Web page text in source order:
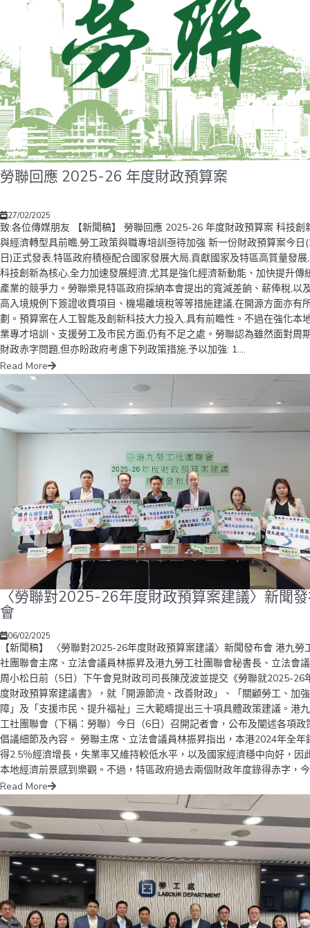
勞聯回應 2025-26 年度財政預算案
27/02/2025
致:各位傳媒朋友 【新聞稿】 勞聯回應 2025-26 年度財政預算案 科技創
與經濟轉型具前瞻,勞工政策與職專培訓亟待加強 新一份財政預算案今日
日)正式發表,特區政府積極配合國家發展大局,貢獻國家及特區高質量發展
科技創新為核心,全力加速發展經濟,尤其是強化經濟新動能、加快提升傳
產業的競爭力。勞聯樂見特區政府採納本會提出的寬減差餉、薪俸稅,以
高入境規例下簽證收費項目、機場離境稅等等措施建議,在開源方面亦有
劃。預算案在人工智能及創新科技大力投入,具有前瞻性。不過在強化本
業專才培訓、支援勞工及市民方面,仍有不足之處。勞聯認為雖然面對周
財政赤字問題,但亦盼政府考慮下列政策措施,予以加強: 1....
Read More
〈勞聯對2025-26年度財政預算案建議〉新聞
會
06/02/2025
【新聞稿】 〈勞聯對2025-26年度財政預算案建議〉新聞發布會 港九勞
社團聯會主席、立法會議員林振昇及港九勞工社團聯會秘書長、立法會
周小松日前（5日）下午會見財政司司長陳茂波並提交《勞聯就2025-26
度財政預算案建議書》，就「開源節流、改善財政」、「關顧勞工、加
障」及「支援市民、提升福祉」三大範疇提出三十項具體政策建議。港
工社團聯會（下稱：勞聯）今日（6日）召開記者會，公布及闡述各項政
倡議細節及內容。 勞聯主席、立法會議員林振昇指出，本港2024年全年
得2.5％經濟增長，失業率又維持較低水平，以及國家經濟穩中向好，因
本地經濟前景感到樂觀。不過，特區政府過去兩個財政年度錄得赤字，
年度預計又繼續「見紅」，他認同政府需要加強開源節流力度，管控經
開支的增長。但他強調，開源措施應以「能者多付」為大原則，讓較富
士承擔更多，盡量減輕對一般市民的影響；而節流雖然重要，但不應該
公共服務及對支援弱勢社群的資源投放。 為確保公共財政的可持續性，
建議政府推出多項開源措施。首先，他建議在私家車的首次登記稅制增
級稅階，向豪華私家車徵收更高的稅項。在建議的新稅制下，汽車應課
值超過75萬元的首25萬元，稅率將由現行132％增至145％，而剩餘部分
徵收152％稅率；以及開徵「特定奢侈品稅」，凡購置船身長度逾24米
級遊艇須繳付售價5％的稅款。另外，他補充指，現時部分與基本民生關
性不大的政府服務收費和稅項的稅率，已經多年未有調整。他舉例指，
Read More